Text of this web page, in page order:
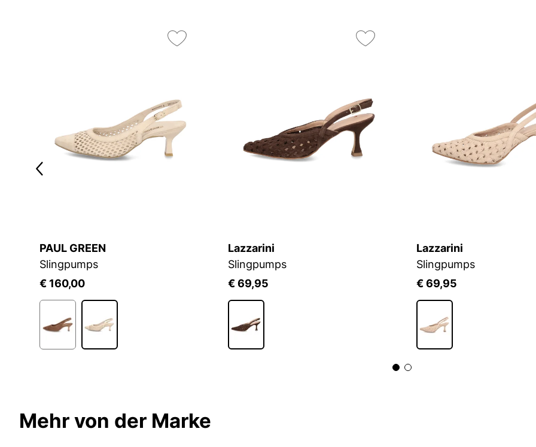
PAUL GREEN
Slingpumps
€ 160,00
Lazzarini
Slingpumps
€ 69,95
Lazzarini
Slingpumps
€ 69,95
Mehr von der Marke